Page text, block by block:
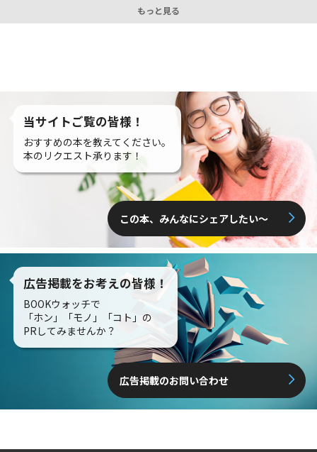
もっと見る
当サイトご覧の皆様！
おすすめの本を教えてください。
本のリクエスト承ります！
この本、みんなにシェアしたい〜
広告掲載をお考えの皆様！
BOOKウォッチで
「ホン」「モノ」「コト」の
PRしてみませんか？
広告掲載のお問い合わせ